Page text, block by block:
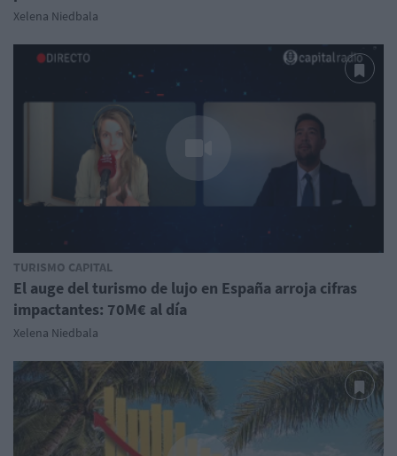
Xelena Niedbala
TURISMO CAPITAL
El auge del turismo de lujo en España arroja cifras
impactantes: 70M€ al día
Xelena Niedbala